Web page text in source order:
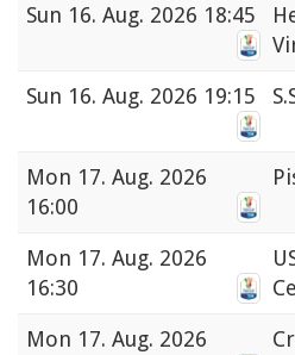
Sun 16. Aug. 2026 18:45
Sun 16. Aug. 2026 19:15
Mon 17. Aug. 2026
16:00
Mon 17. Aug. 2026
16:30
Mon 17. Aug. 2026